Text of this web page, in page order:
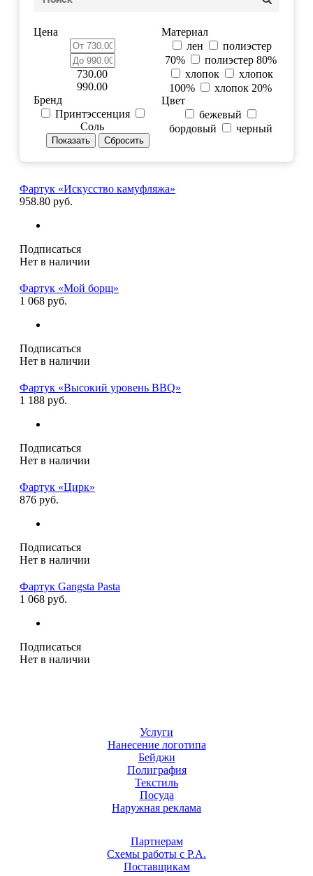
Цена
730.00
990.00
Материал
лен
полиэстер
70%
полиэстер 80%
хлопок
хлопок
100%
хлопок 20%
Бренд
Принтэссенция
Соль
Цвет
бежевый
бордовый
черный
Фартук «Искусство камуфляжа»
958.80 руб.
Подписаться
Нет в наличии
Фартук «Мой борщ»
1 068 руб.
Подписаться
Нет в наличии
Фартук «Высокий уровень BBQ»
1 188 руб.
Подписаться
Нет в наличии
Фартук «Цирк»
876 руб.
Подписаться
Нет в наличии
Фартук Gangsta Pasta
1 068 руб.
Подписаться
Нет в наличии
Услуги
Нанесение логотипа
Бейджи
Полиграфия
Текстиль
Посуда
Наружная реклама
Партнерам
Схемы работы с Р.А.
Поставщикам